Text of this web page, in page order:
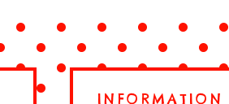
INFORMATION